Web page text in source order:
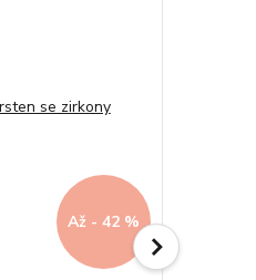
Až - 42 %